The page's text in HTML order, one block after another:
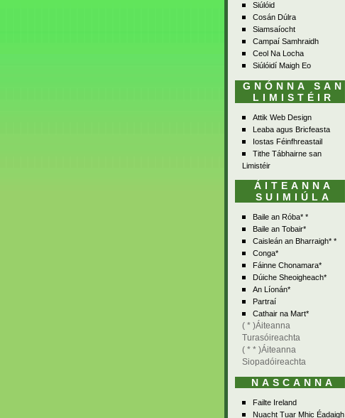
Siúlóid
Cosán Dúlra
Siamsaíocht
Campaí Samhraidh
Ceol Na Locha
Siúlóidí Maigh Eo
GNÓNNA SAN
LIMISTÉIR
Attik Web Design
Leaba agus Bricfeasta
Iostas Féinfhreastail
Tithe Tábhairne san
Limistéir
ÁITEANNA
SUIMIÚLA
Baile an Róba* *
Baile an Tobair*
Caisleán an Bharraigh* *
Conga*
Fáinne Chonamara*
Dúiche Sheoigheach*
An Líonán*
Partraí
Cathair na Mart*
( * )Áiteanna
Turasóireachta
( * * )Áiteanna
Siopadóireachta
NASCANNA
Failte Ireland
Nuacht Tuar Mhic Éadaigh